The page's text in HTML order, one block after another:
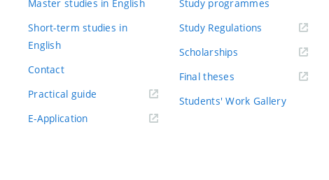
Master studies in English
Short-term studies in
English
Contact
Practical guide
E-Application
Study programmes
Study Regulations
Scholarships
Final theses
Students' Work Gallery